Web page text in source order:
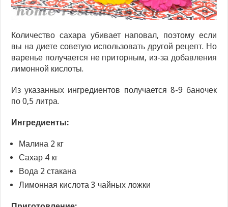
Количество сахара убивает наповал, поэтому если
вы на диете советую использовать другой рецепт. Но
варенье получается не приторным, из-за добавления
лимонной кислоты.
Из указанных ингредиентов получается 8-9 баночек
по 0,5 литра.
Ингредиенты:
Малина 2 кг
Сахар 4 кг
Вода 2 стакана
Лимонная кислота 3 чайных ложки